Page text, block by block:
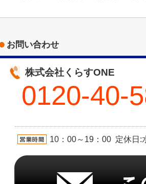
お問い合わせ
株式会社くらすONE
0120-40-
10：00～19：00 定休日: